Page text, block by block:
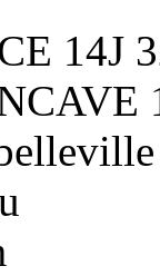
14J